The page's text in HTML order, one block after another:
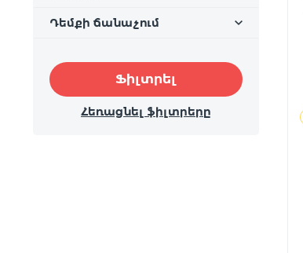
Դեմքի ճանաչում
Ֆիլտրել
Հեռացնել ֆիլտրերը